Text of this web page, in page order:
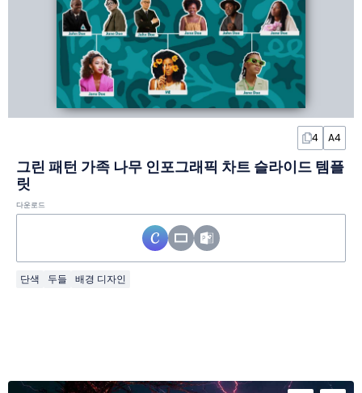
4 A4
그린 패턴 가족 나무 인포그래픽 차트 슬라이드 템플
릿
다운로드
단색 두들 배경 디자인